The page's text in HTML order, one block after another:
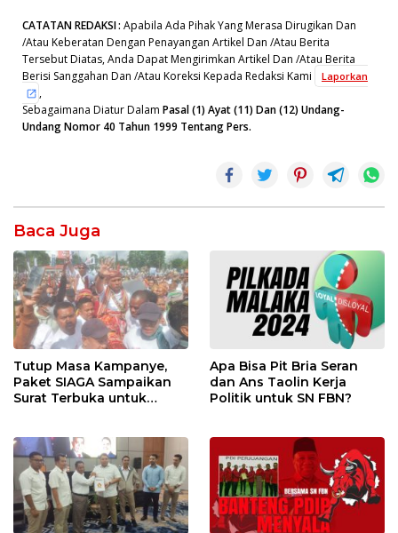
CATATAN REDAKSI: Apabila Ada Pihak Yang Merasa Dirugikan Dan
/Atau Keberatan Dengan Penayangan Artikel Dan /Atau Berita
Tersebut Diatas, Anda Dapat Mengirimkan Artikel Dan /Atau Berita
Berisi Sanggahan Dan /Atau Koreksi Kepada Redaksi Kami
Laporkan
,
Sebagaimana Diatur Dalam Pasal (1) Ayat (11) Dan (12) Undang-
Undang Nomor 40 Tahun 1999 Tentang Pers.
Baca Juga
Tutup Masa Kampanye,
Paket SIAGA Sampaikan
Surat Terbuka untuk
Apa Bisa Pit Bria Seran
dan Ans Taolin Kerja
Politik untuk SN FBN?